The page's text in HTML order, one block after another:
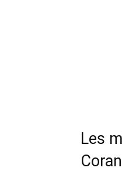
Les
Coran